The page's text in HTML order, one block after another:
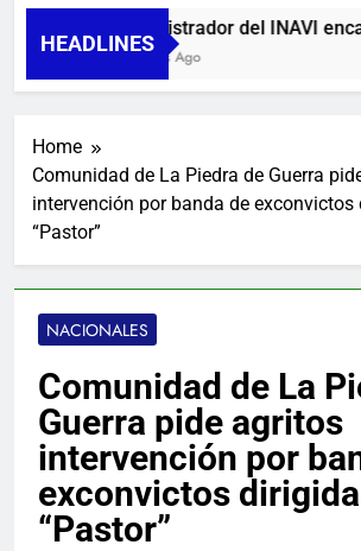
HEADLINES
Administrador del INAVI
14 Horas Ago
Home
Comunidad de La Piedra de Guerra
intervención por banda de exconvictos
“Pastor”
NACIONALES
Comunidad de La
Guerra pide agritos
intervención por
exconvictos
“Pastor”